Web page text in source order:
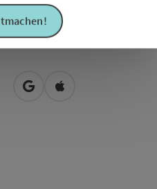
in Google Maps öffnen
in Apple Maps